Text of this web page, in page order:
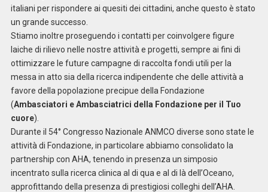
italiani per rispondere ai quesiti dei cittadini, anche questo è stato
un grande successo.
Stiamo inoltre proseguendo i contatti per coinvolgere figure
laiche di rilievo nelle nostre attività e progetti, sempre ai fini di
ottimizzare le future campagne di raccolta fondi utili per la
messa in atto sia della ricerca indipendente che delle attività a
favore della popolazione precipue della Fondazione
(Ambasciatori e Ambasciatrici della Fondazione per il Tuo
cuore).
Durante il 54° Congresso Nazionale ANMCO diverse sono state le
attività di Fondazione, in particolare abbiamo consolidato la
partnership con AHA, tenendo in presenza un simposio
incentrato sulla ricerca clinica al di qua e al di là dell’Oceano,
approfittando della presenza di prestigiosi colleghi dell’AHA.